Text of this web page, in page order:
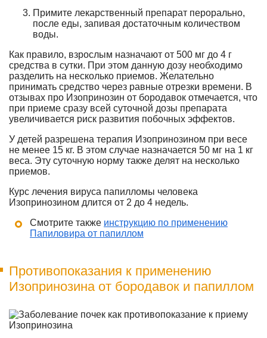
Примите лекарственный препарат перорально,
после еды, запивая достаточным количеством
воды.
Как правило, взрослым назначают от 500 мг до 4 г
средства в сутки. При этом данную дозу необходимо
разделить на несколько приемов. Желательно
принимать средство через равные отрезки времени. В
отзывах про Изопринозин от бородавок отмечается, что
при приеме сразу всей суточной дозы препарата
увеличивается риск развития побочных эффектов.
У детей разрешена терапия Изопринозином при весе
не менее 15 кг. В этом случае назначается 50 мг на 1 кг
веса. Эту суточную норму также делят на несколько
приемов.
Курс лечения вируса папилломы человека
Изопринозином длится от 2 до 4 недель.
Смотрите также инструкцию по применению
Папиловира от папиллом
Противопоказания к применению
Изопринозина от бородавок и папиллом